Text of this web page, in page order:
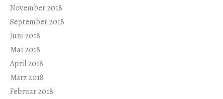
November 2018
September 2018
Juni 2018
Mai 2018
April 2018
März 2018
Februar 2018